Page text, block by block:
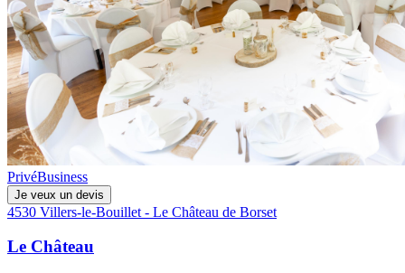
PrivéBusiness
Je veux un devis
4530 Villers-le-Bouillet - Le Château de Borset
Le Château